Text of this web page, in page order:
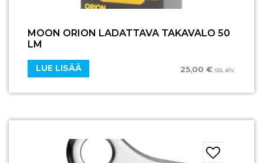
MOON ORION LADATTAVA TAKAVALO 50
LM
25,00 € sis. alv.
LUE LISÄÄ